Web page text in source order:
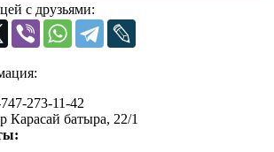
с друзьями:
273-11-42
Карасай батыра, 22/1